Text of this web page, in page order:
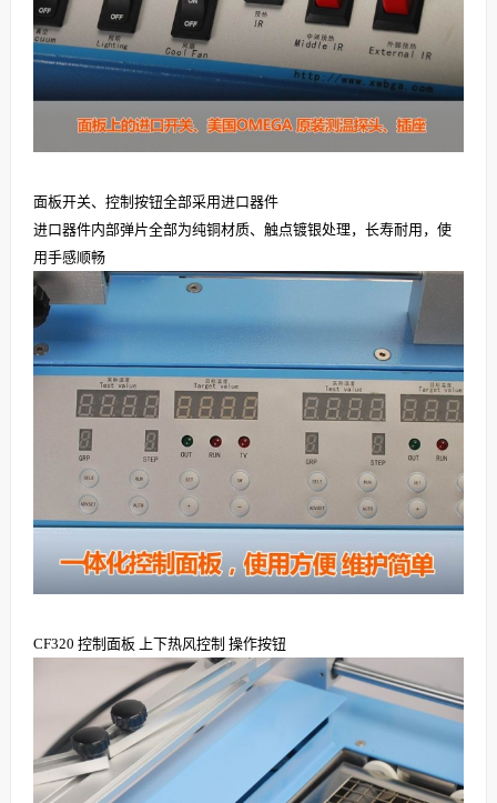
面板开关、控制按钮全部采用进口器件
进口器件内部弹片全部为纯铜材质、触点镀银处理，长寿耐用，使
用手感顺畅
CF320 控制面板 上下热风控制 操作按钮